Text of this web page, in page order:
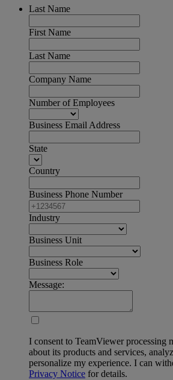
Last Name
First Name
Last Name
Company Name
Number of Employees
Business Email Address
State
Country
Business Phone Number
Industry
Business Unit
Business Role
Message:
I consent to TeamViewer processing
about its products and services,
personalize my experience. I can
Privacy Notice for details.